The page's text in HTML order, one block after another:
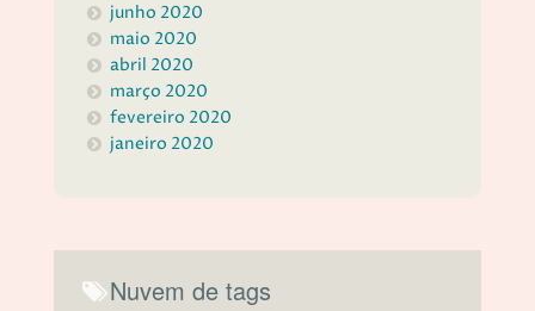
junho 2020
maio 2020
abril 2020
março 2020
fevereiro 2020
janeiro 2020
Nuvem de tags